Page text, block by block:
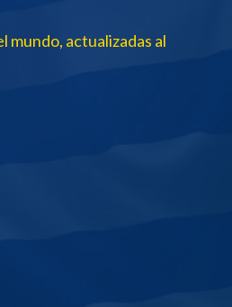
mundo, actualizadas al